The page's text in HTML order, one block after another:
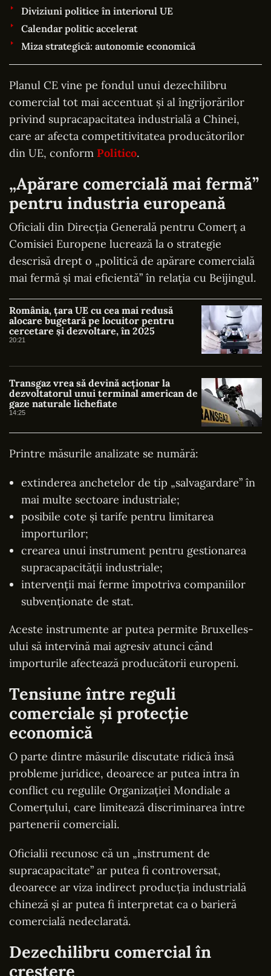
Diviziuni politice în interiorul UE
Calendar politic accelerat
Miza strategică: autonomie economică
Planul CE vine pe fondul unui dezechilibru
comercial tot mai accentuat și al îngrijorărilor
privind supracapacitatea industrială a Chinei,
care ar afecta competitivitatea producătorilor
din UE, conform Politico.
„Apărare comercială mai fermă”
pentru industria europeană
Oficiali din Direcția Generală pentru Comerț a
Comisiei Europene lucrează la o strategie
descrisă drept o „politică de apărare comercială
mai fermă și mai eficientă” în relația cu Beijingul.
România, țara UE cu cea mai redusă
alocare bugetară pe locuitor pentru
cercetare și dezvoltare, în 2025
20:21
Transgaz vrea să devină acționar la
dezvoltatorul unui terminal american de
gaze naturale lichefiate
14:25
Printre măsurile analizate se numără:
extinderea anchetelor de tip „salvagardare” în
mai multe sectoare industriale;
posibile cote și tarife pentru limitarea
importurilor;
crearea unui instrument pentru gestionarea
supracapacității industriale;
intervenții mai ferme împotriva companiilor
subvenționate de stat.
Aceste instrumente ar putea permite Bruxelles-
ului să intervină mai agresiv atunci când
importurile afectează producătorii europeni.
Tensiune între reguli
comerciale și protecție
economică
O parte dintre măsurile discutate ridică însă
probleme juridice, deoarece ar putea intra în
conflict cu regulile Organizației Mondiale a
Comerțului, care limitează discriminarea între
partenerii comerciali.
Oficialii recunosc că un „instrument de
supracapacitate” ar putea fi controversat,
deoarece ar viza indirect producția industrială
chineză și ar putea fi interpretat ca o barieră
comercială nedeclarată.
Dezechilibru comercial în
creștere